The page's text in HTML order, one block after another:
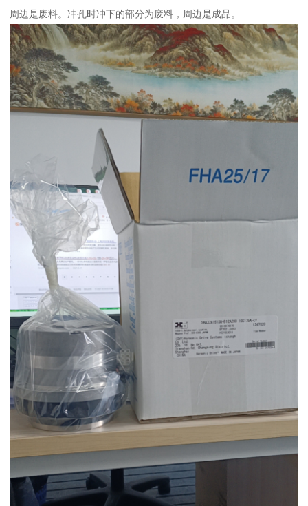
周边是废料。冲孔时冲下的部分为废料，周边是成品。